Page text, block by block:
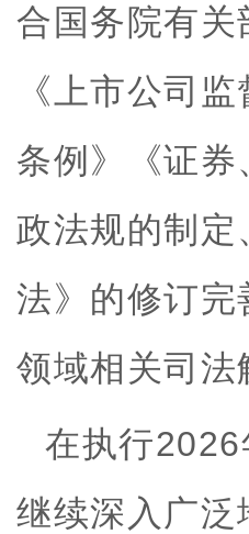
合国务院有
《上市公司
条例》《证
政法规的制
法》的修订
领域相关司
在执行
继续深入广